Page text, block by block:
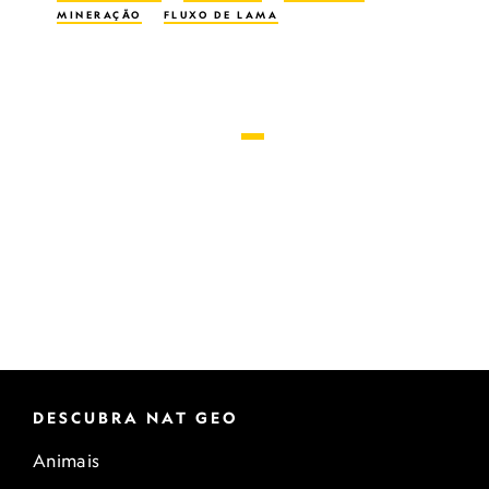
MINERAÇÃO
FLUXO DE LAMA
DESCUBRA NAT GEO
Animais